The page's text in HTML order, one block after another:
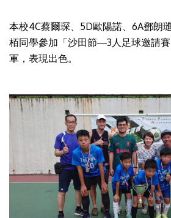
本校4C蔡爾琛、5D歐陽諾、6A鄧朗
栢同學參加「沙田節―3人足球邀請
軍，表現出色。